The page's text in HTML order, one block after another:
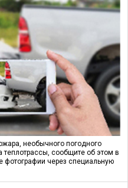
необычного погодного
теплотрассы, сообщите об этом в
фотографии через специальную